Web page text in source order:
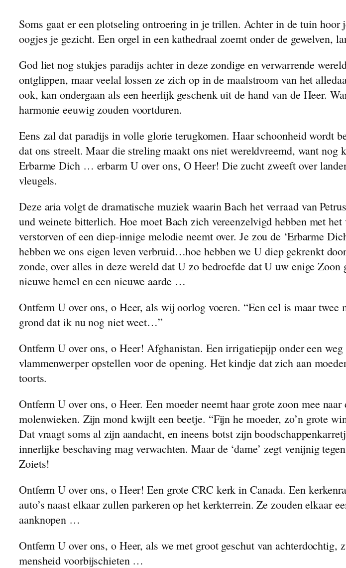
Een Koningskind
Nachtelijk Avontuur
Dirk Bult
James de Bree
Broertje van Scheveningen
Een Doorn in het Vlees
Klaas Pot
Bertus
Het Olifantje
Van Geslacht tot Geslacht
Overpeinzingen van een kruidenier
Over Honden en Katten
Laat Ons Pret Hebben
Bramen
Cupido
Het Paddestoeltje
Het Weer Slaat Om
Kwalen
Met Vakantie
Een Mooie Zondagmiddag
Hoe het Verder Verliep
Het Krentebrood
Soms gaat er een plotseling ontroering in je trillen. Achter in de tuin
oogjes je gezicht. Een orgel in een kathedraal zoemt onder de gewelven,
God liet nog stukjes paradijs achter in deze zondige en verwarrende
ontglippen, maar veelal lossen ze zich op in de maalstroom van het
ook, kan ondergaan als een heerlijk geschenk uit de hand van de Heer.
harmonie eeuwig zouden voortduren.
Eens zal dat paradijs in volle glorie terugkomen. Haar schoonheid wordt
dat ons streelt. Maar die streling maakt ons niet wereldvreemd, want
Erbarme Dich … erbarm U over ons, O Heer! Die zucht zweeft over
vleugels.
Deze aria volgt de dramatische muziek waarin Bach het verraad van
und weinete bitterlich. Hoe moet Bach zich vereenzelvigd hebben met
verstorven of een diep‑innige melodie neemt over. Je zou de ‘Erbarme
hebben we ons eigen leven verbruid…hoe hebben we U diep gekrenkt
zonde, over alles in deze wereld dat U zo bedroefde dat U uw enige
nieuwe hemel en een nieuwe aarde …
Ontferm U over ons, o Heer, als wij oorlog voeren. “Een cel is maar
grond dat ik nu nog niet weet…”
Ontferm U over ons, o Heer! Afghanistan. Een irrigatiepijp onder een
vlammenwerper opstellen voor de opening. Het kindje dat zich aan
toorts.
Ontferm U over ons, o Heer. Een moeder neemt haar grote zoon mee
molenwieken. Zijn mond kwijlt een beetje. “Fijn he moeder, zo’n grote
Dat vraagt soms al zijn aandacht, en ineens botst zijn
innerlijke beschaving mag verwachten. Maar de ‘dame’ zegt venijnig
Zoiets!
Ontferm U over ons, o Heer! Een grote CRC kerk in Canada. Een
auto’s naast elkaar zullen parkeren op het kerkterrein. Ze zouden elkaar
aanknopen …
Ontferm U over ons, o Heer, als we met groot geschut van
mensheid voorbijschieten …